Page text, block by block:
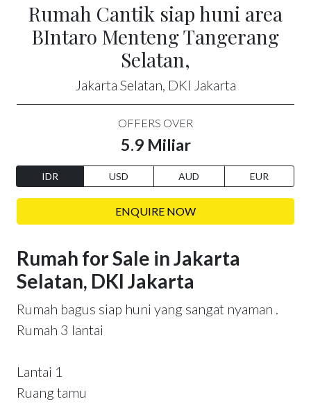
Rumah Cantik siap huni area
BIntaro Menteng Tangerang
Selatan,
Jakarta Selatan, DKI Jakarta
OFFERS OVER
5.9 Miliar
IDR USD AUD EUR
ENQUIRE NOW
Rumah for Sale in Jakarta
Selatan, DKI Jakarta
Rumah bagus siap huni yang sangat nyaman .
Rumah 3 lantai
Lantai 1
Ruang tamu